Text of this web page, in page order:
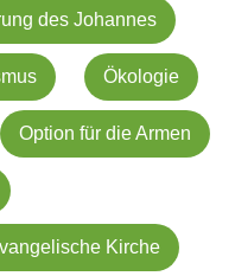
des Johannes
Ökologie
Option für die Armen
Kirche